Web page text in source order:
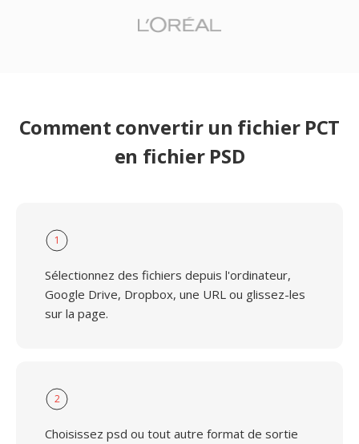
Comment convertir un fichier PCT
en fichier PSD
1
Sélectionnez des fichiers depuis l'ordinateur,
Google Drive, Dropbox, une URL ou glissez-les
sur la page.
2
Choisissez psd ou tout autre format de sortie